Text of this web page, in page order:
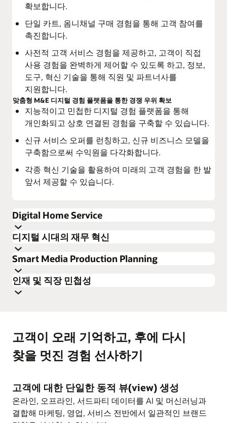
확보합니다.
단일 카트, 옴니채널 구매 경험을 통해 고객 참여를
촉진합니다.
사전적 고객 서비스 경험을 제공하고, 고객이 직접
사용 경험을 완벽하게 제어할 수 있도록 하고, 정보,
도구, 혁신 기술을 통해 직원 및 파트너사를
지원합니다.
맞춤형 M&E 디지털 경험 플랫폼을 통한 경쟁 우위 확보
지능적이고 민첩한 디지털 경험 플랫폼을 통해
개인화되고 상호 연결된 경험을 구축할 수 있습니다.
신규 서비스 오퍼를 런칭하고, 신규 비즈니스 모델을
구축함으로써 수익원을 다각화합니다.
각종 혁신 기술을 활용하여 미래의 고객 경험을 한 발
앞서 제공할 수 있습니다.
Digital Home Service
개선하고, 고객 이탈을 감소시키는 탁월한 고객
경험을 구축합니다.
끊김 없이 제공되는 고객 맞춤형 서비스로
IoT 및 AI와 같은 신기술에 기반한 실시간 가시성 및
제어 기능을 활용하여 배포된 셋톱박스 관련 문제를
디지털 시대의 재무 혁신
데이터 소스를 활용하여 비즈니스 운영을
간소화합니다.
Smart Media Production Planning
자사 및 경쟁사에 대한 가치 있고 관련성 높은
인사이트를 활용하여 적절한 투자 결정을 내릴 수
비용 및 수익 예측을 위한 복잡한 프로덕션-예산
시뮬레이션을 생성하고, 최적의 투자 시나리오를
파악합니다.
인재 및 직장 민첩성
고객이 오래 기억하고, 후에 다시
찾을 멋진 경험 선사하기
고객에 대한 단일한 동적 뷰(view) 생성
온라인, 오프라인, 서드파티 데이터를 AI 및 머신러닝과
결합해 마케팅, 영업, 서비스 전반에서 일관적인 브랜드